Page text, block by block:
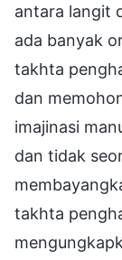
antara langit
ada banyak
takhta
dan
imajinasi
dan tidak
takhta